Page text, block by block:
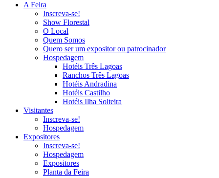
A Feira
Inscreva-se!
Show Florestal
O Local
Quem Somos
Quero ser um expositor ou patrocinador
Hospedagem
Hotéis Três Lagoas
Ranchos Três Lagoas
Hotéis Andradina
Hotéis Castilho
Hotéis Ilha Solteira
Visitantes
Inscreva-se!
Hospedagem
Expositores
Inscreva-se!
Hospedagem
Expositores
Planta da Feira